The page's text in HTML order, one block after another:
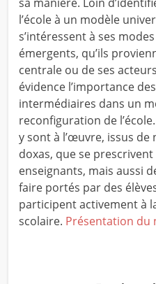
l’école à un modèle
s’intéressent à ses
émergents, qu’ils
centrale ou de ses
évidence l’importance
intermédiaires dans un
reconfiguration de
y sont à l’œuvre, issus
doxas, que se
enseignants, mais aussi
faire portés par des
participent activement à
scolaire. Présentation du